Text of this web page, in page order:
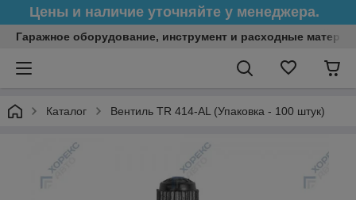
Цены и наличие уточняйте у менеджера.
Гаражное оборудование, инструмент и расходные
Каталог Вентиль TR 414-AL (Упаковка - 100 штук)